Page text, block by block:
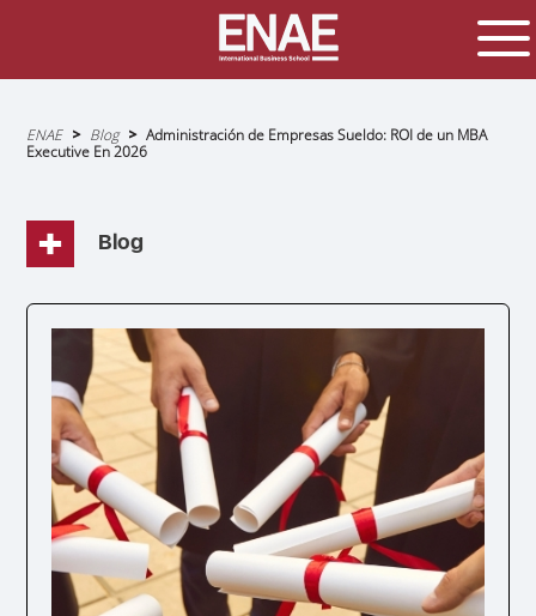
Sobrescribir
enlaces
de
navegación
ENAE Blog
Administración de Empresas Sueldo: ROI de un MBA
Executive En 2026
Blog